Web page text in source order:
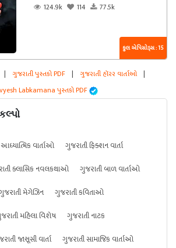
124.9k
114 77.5k
કુલ એપિસોડ્સ : 15
| ગુજરાતી પુસ્તકો PDF | ગુજરાતી હૉરર વાર્તાઓ |
Labkamana પુસ્તકો PDF
વાર્તાઓ
ગુજરાતી ફિક્શન વાર્તા
ક્લાસિક નવલકથાઓ
ગુજરાતી બાળ વાર્તાઓ
મેગેઝિન
ગુજરાતી કવિતાઓ
મહિલા વિશેષ
ગુજરાતી નાટક
જાસૂસી વાર્તા ગુજરાતી સામાજિક વાર્તાઓ